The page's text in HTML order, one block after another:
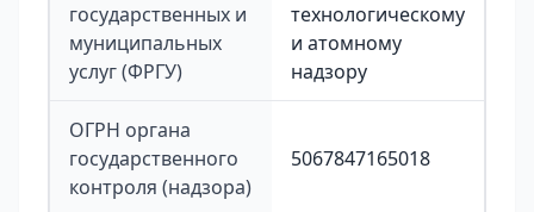
государственных и
муниципальных
услуг (ФРГУ)
технологическому
и атомному
надзору
ОГРН органа
государственного
контроля (надзора)
5067847165018